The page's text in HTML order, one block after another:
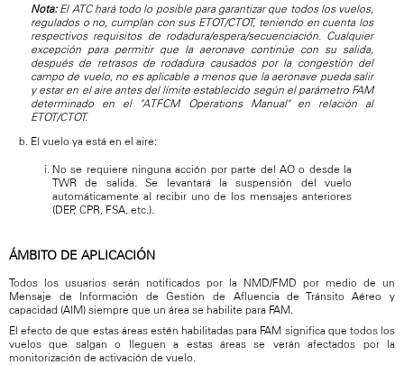
Nota:El ATC hará todo lo posible para garantizar que todos los vuelos,
regulados o no, cumplan con sus ETOT/CTOT, teniendo en cuenta los
respectivos requisitos de rodadura/espera/secuenciación. Cualquier
excepción para permitir que la aeronave continúe con su salida,
después de retrasos de rodadura causados por la congestión del
campo de vuelo, no es aplicable a menos que la aeronave pueda salir
y estar en el aire antes del límite establecido según el parámetro FAM
determinado en el "ATFCM Operations Manual" en relación al
ETOT/CTOT.
El vuelo ya está en el aire:
No se requiere ninguna acción por parte del AO o desde la
TWR de salida. Se levantará la suspensión del vuelo
automáticamente al recibir uno de los mensajes anteriores
(DEP, CPR, FSA, etc.).
ÁMBITO DE APLICACIÓN
Todos los usuarios serán notificados por la NMD/FMD por medio de un
Mensaje de Información de Gestión de Afluencia de Tránsito Aéreo y
capacidad (AIM) siempre que un área se habilite para FAM.
El efecto de que estas áreas estén habilitadas para FAM significa que todos los
vuelos que salgan o lleguen a estas áreas se verán afectados por la
monitorización de activación de vuelo.